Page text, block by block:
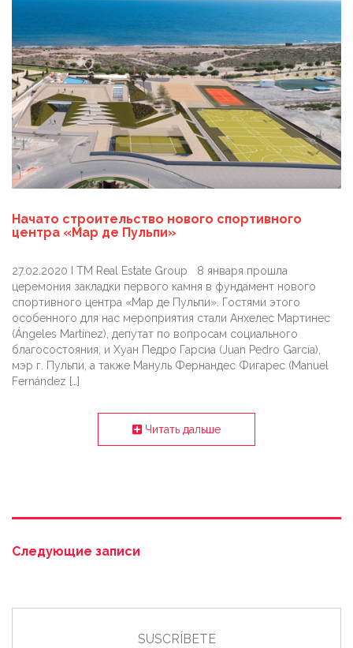
Начато строительство нового спортивного
центра «Мар де Пульпи»
27.02.2020 I TM Real Estate Group 8 января прошла
церемония закладки первого камня в фундамент нового
спортивного центра «Мар де Пульпи». Гостями этого
особенного для нас мероприятия стали Анхелес Мартинес
(Ángeles Martínez), депутат по вопросам социального
благосостояния, и Хуан Педро Гарсиа (Juan Pedro García),
мэр г. Пульпи, а также Мануль Фернандес Фигарес (Manuel
Fernández […]
Читать дальше
Следующие записи
SUSCRÍBETE